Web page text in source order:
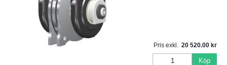
Pris exkl. 20 520.00
Köp